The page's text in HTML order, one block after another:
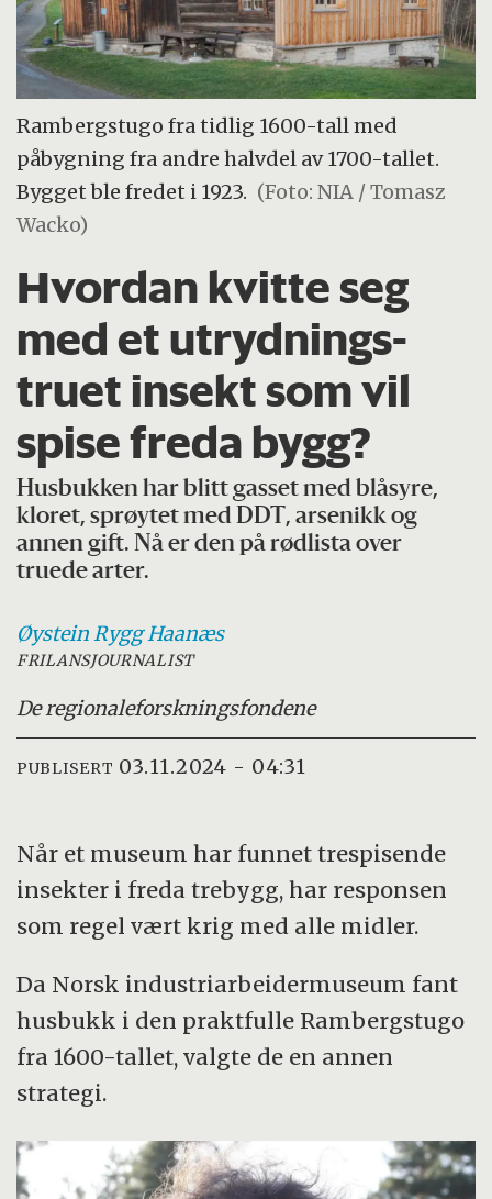
Rambergstugo fra tidlig 1600-tall med
påbygning fra andre halvdel av 1700-tallet.
Bygget ble fredet i 1923. (Foto: NIA / Tomasz
Wacko)
Hvordan kvitte seg
med et utrydnings­
truet insekt som vil
spise freda bygg?
Husbukken har blitt gasset med blåsyre,
kloret, sprøytet med DDT, arsenikk og
annen gift. Nå er den på rødlista over
truede arter.
ØysteinRygg Haanæs
FRILANSJOURNALIST
De regionaleforskningsfondene
PUBLISERT 03.11.2024 - 04:31
Når et museum har funnet trespisende
insekter i freda trebygg, har responsen
som regel vært krig med alle midler.
Da Norsk industriarbeidermuseum fant
husbukk i den praktfulle Rambergstugo
fra 1600-tallet, valgte de en annen
strategi.